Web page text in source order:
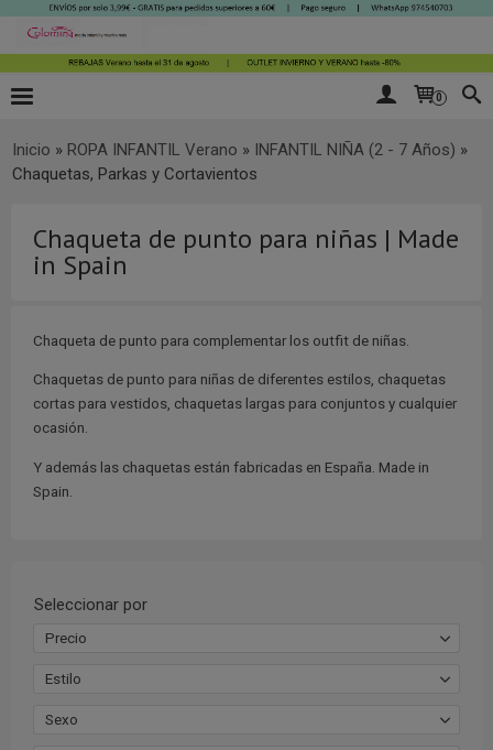
0
Inicio » ROPA INFANTIL Verano » INFANTIL NIÑA (2 - 7 Años) »
Chaquetas, Parkas y Cortavientos
Chaqueta de punto para niñas | Made
in Spain
Chaqueta de punto para complementar los outfit de niñas.
Chaquetas de punto para niñas de diferentes estilos, chaquetas
cortas para vestidos, chaquetas largas para conjuntos y cualquier
ocasión.
Y además las chaquetas están fabricadas en España. Made in
Spain.
Seleccionar por
Precio
Estilo
Sexo